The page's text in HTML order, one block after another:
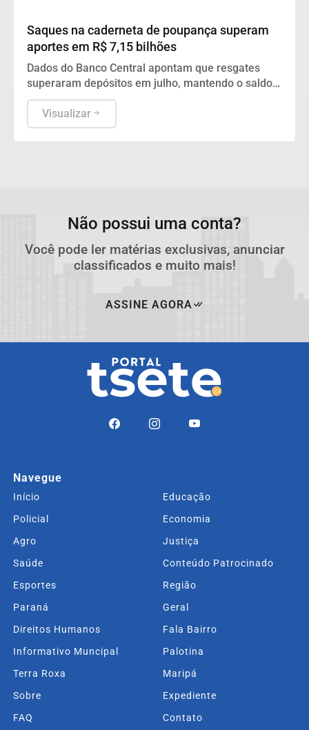
Saques na caderneta de poupança superam
aportes em R$ 7,15 bilhões
Dados do Banco Central apontam que resgates
superaram depósitos em julho, mantendo o saldo
total do investimento em R$ 1,02 trilhão.
Visualizar
Não possui uma conta?
Você pode ler matérias exclusivas, anunciar
classificados e muito mais!
ASSINE AGORA
Navegue
Início
Educação
Policial
Economia
Agro
Justiça
Saúde
Conteúdo Patrocinado
Esportes
Região
Paraná
Geral
Direitos Humanos
Fala Bairro
Informativo Muncipal
Palotina
Terra Roxa
Maripá
Sobre
Expediente
FAQ
Contato